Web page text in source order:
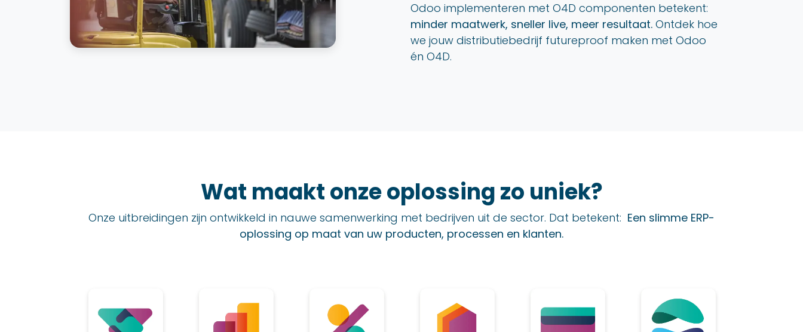
Odoo implementeren met O4D componenten betekent:
minder maatwerk, sneller live, meer resultaat. Ontdek hoe
we jouw distributiebedrijf futureproof maken met Odoo
én O4D.
Wat maakt onze oplossing zo uniek?
Onze uitbreidingen zijn ontwikkeld in nauwe samenwerking met bedrijven uit de sector. Dat betekent: Een slimme ERP-
oplossing op maat van uw producten, processen en klanten.